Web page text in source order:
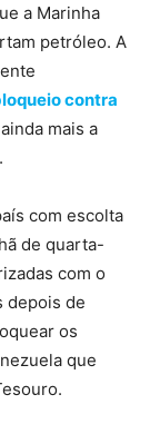
a Marinha
petróleo. A
contra
mais a
com escolta
de quarta-
com o
depois de
os
que